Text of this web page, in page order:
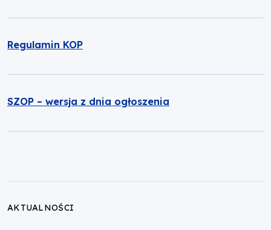
Regulamin KOP
SZOP – wersja z dnia ogłoszenia
AKTUALNOŚCI